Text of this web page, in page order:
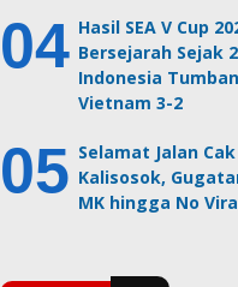
Hasil SEA V Cup
Bersejarah Sejak
Indonesia
Vietnam 3-2
Selamat Jalan
Kalisosok,
MK hingga No